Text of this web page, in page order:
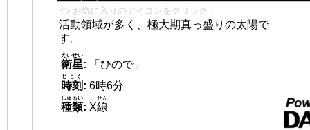
👈 お気に入りのアイコンをクリック！
活動領域が多く、極大期真っ盛りの太陽で
す。
衛星
えいせい
:
「ひので」
時刻
じこく
: 6時6分
種類
しゅるい
: X線
せん